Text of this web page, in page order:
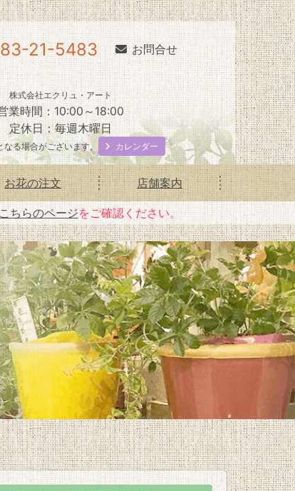
21-5483 お問合せ
株式会社エクリュ・アート
業時間：10:00～18:00
定休日：毎週木曜日
る場合がございます。 カレンダー
お花の注文 店舗案内
ちらのページをご確認ください。